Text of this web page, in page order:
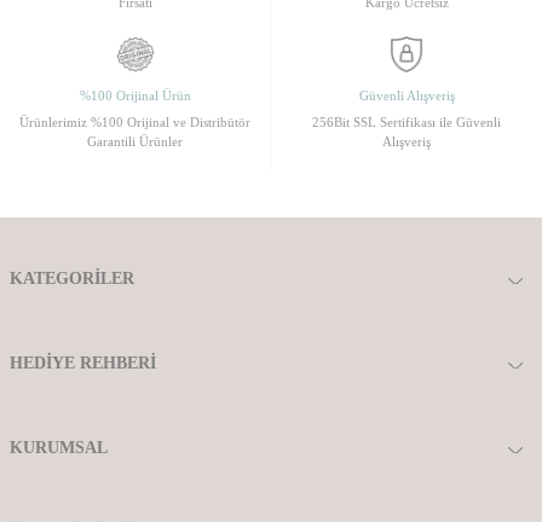
%100 Orijinal Ürün
Ürünlerimiz %100 Orijinal ve Distribütör
Garantili Ürünler
Güvenli Alışveriş
256Bit SSL Sertifikası ile Güvenli
Alışveriş
KATEGORILER
HEDIYE REHBERI
KURUMSAL